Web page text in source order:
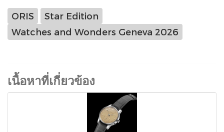
ORIS
Star Edition
Watches and Wonders Geneva 2026
เนื้อหาที่เกี่ยวข้อง